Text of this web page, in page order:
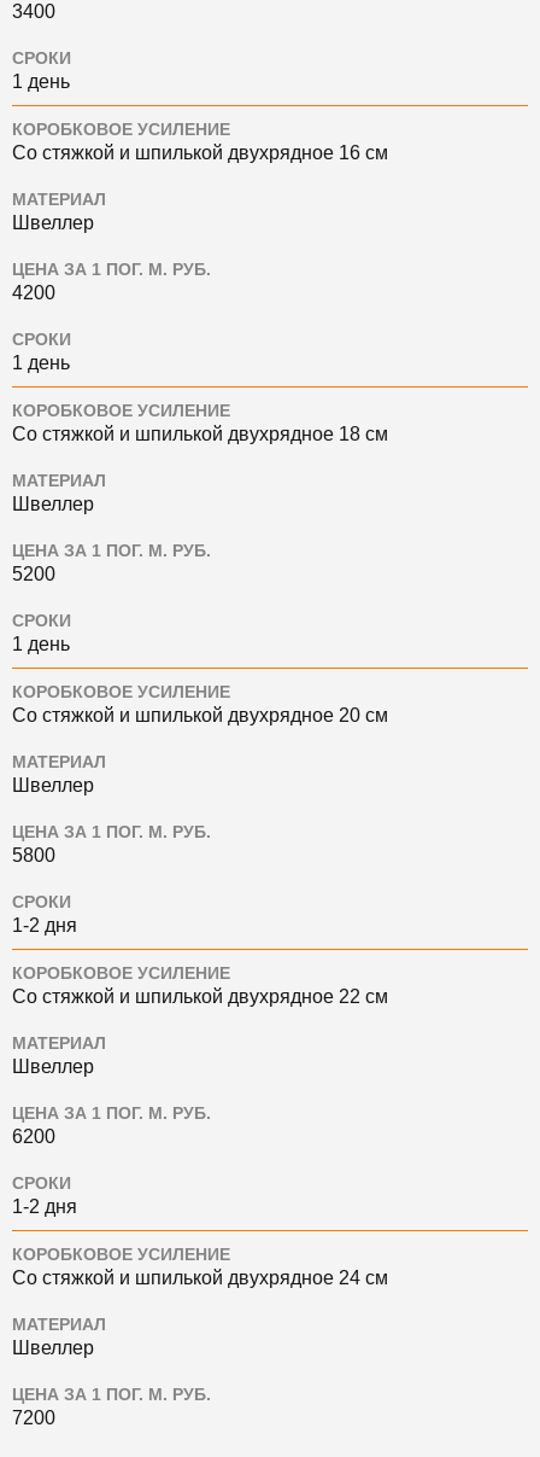
3400
СРОКИ
1 день
КОРОБКОВОЕ УСИЛЕНИЕ
Со стяжкой и шпилькой двухрядное 16 см
МАТЕРИАЛ
Швеллер
ЦЕНА ЗА 1 ПОГ. М. РУБ.
4200
СРОКИ
1 день
КОРОБКОВОЕ УСИЛЕНИЕ
Со стяжкой и шпилькой двухрядное 18 см
МАТЕРИАЛ
Швеллер
ЦЕНА ЗА 1 ПОГ. М. РУБ.
5200
СРОКИ
1 день
КОРОБКОВОЕ УСИЛЕНИЕ
Со стяжкой и шпилькой двухрядное 20 см
МАТЕРИАЛ
Швеллер
ЦЕНА ЗА 1 ПОГ. М. РУБ.
5800
СРОКИ
1-2 дня
КОРОБКОВОЕ УСИЛЕНИЕ
Со стяжкой и шпилькой двухрядное 22 см
МАТЕРИАЛ
Швеллер
ЦЕНА ЗА 1 ПОГ. М. РУБ.
6200
СРОКИ
1-2 дня
КОРОБКОВОЕ УСИЛЕНИЕ
Со стяжкой и шпилькой двухрядное 24 см
МАТЕРИАЛ
Швеллер
ЦЕНА ЗА 1 ПОГ. М. РУБ.
7200